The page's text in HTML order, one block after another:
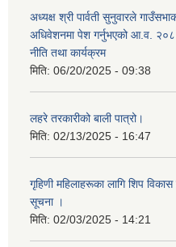
अध्यक्ष श्री पार्वती सुनुवारले
अधिवेशनमा पेश गर्नुभएको आ.व.
नीति तथा कार्यक्रम
मिति: 06/20/2025 - 09:38
लहरे तरकारीको बाली पात्रो।
मिति: 02/13/2025 - 16:47
गृहिणी महिलाहरूका लागि शिप विकास
सूचना ‌।
मिति: 02/03/2025 - 14:21